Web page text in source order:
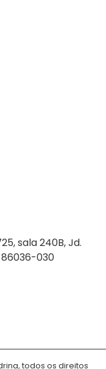
sala 240B, Jd.
86036-030
todos os direitos